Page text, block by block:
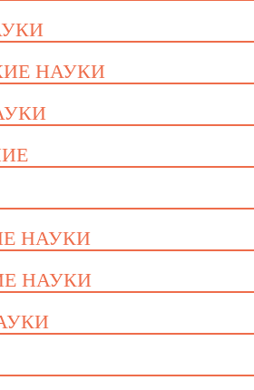
НАУКИ
НАУКИ
НАУКИ